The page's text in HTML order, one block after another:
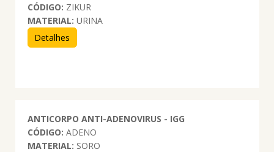
CÓDIGO: ZIKUR
MATERIAL: URINA
Detalhes
ANTICORPO ANTI-ADENOVIRUS - IGG
CÓDIGO: ADENO
MATERIAL: SORO